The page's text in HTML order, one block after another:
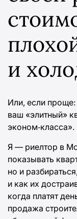
и
Или, если
ваш «элитный»
эконом‑класса».
Я — риелтор в
показывать
но и
и как их
когда платят
продажа